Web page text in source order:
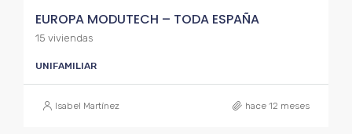
EUROPA MODUTECH – TODA ESPAÑA
15 viviendas
UNIFAMILIAR
Isabel Martínez hace 12 meses